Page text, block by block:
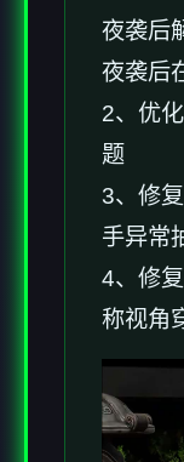
夜袭后
夜袭后
2、优
题
3、修
手异常
4、修
称视角